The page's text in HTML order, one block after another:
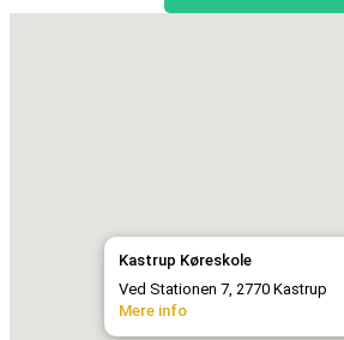
Kastrup Køreskole
Ved Stationen 7, 2770 Kastrup
Mere info